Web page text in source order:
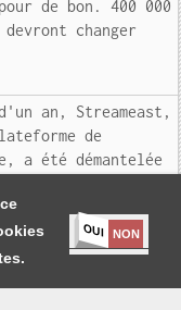
OUI NON
de bon. 400 000
changer
an, Streameast,
de
a été démantelée